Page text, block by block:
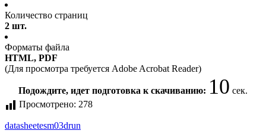
Количество страниц
2 шт.
Форматы файла
HTML, PDF
(Для просмотра требуется Adobe Acrobat Reader)
Подождите, идет подготовка к скачиванию: 10 сек.
Просмотрено: 278
datasheetesm03drun